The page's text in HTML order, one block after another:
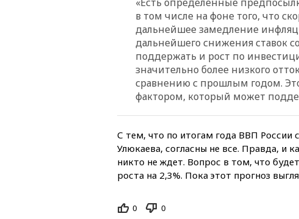
в том числе на фоне того, что
дальнейшее замедление
дальнейшего снижения ставок
поддержать и рост по
значительно более низкого
сравнению с прошлым годом.
фактором, который может
С тем, что по итогам года ВВП России
Улюкаева, согласны не все. Правда, и
никто не ждет. Вопрос в том, что
роста на 2,3%. Пока этот прогноз
0 0